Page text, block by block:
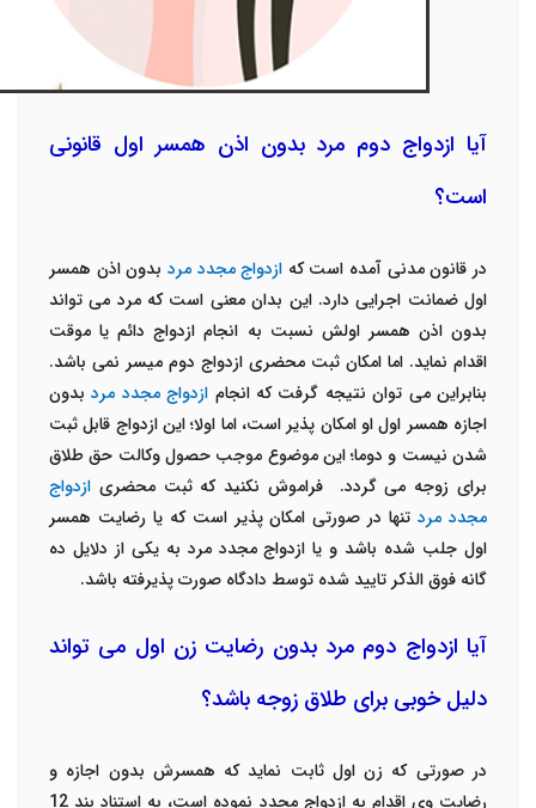
آیا ازدواج دوم مرد بدون اذن همسر اول قانونی
است؟
در قانون مدنی آمده است کهازدواج مجدد مردبدون اذن همسر
اول ضمانت اجرایی دارد. این بدان معنی است که مرد می تواند
بدون اذن همسر اولش نسبت به انجام ازدواج دائم یا موقت
اقدام نماید. اما امکان ثبت محضری ازدواج دوم میسر نمی باشد.
بنابراین می توان نتیجه گرفت که انجامازدواج مجدد مردبدون
اجازه همسر اول او امکان پذیر است، اما اولا؛ این ازدواج قابل ثبت
شدن نیست و دوما؛ این موضوع موجب حصول وکالت حق طلاق
برای زوجه می گردد. فراموش نکنید که ثبت محضری ازدواج
مجدد مردتنها در صورتی امکان پذیر است که یا رضایت همسر
اول جلب شده باشد و یا ازدواج مجدد مرد به یکی از دلایل ده
گانه فوق الذکر تایید شده توسط دادگاه صورت پذیرفته باشد.
آیا ازدواج دوم مرد بدون رضایت زن اول می تواند
دلیل خوبی برای طلاق زوجه باشد؟
در صورتی که زن اول ثابت نماید که همسرش بدون اجازه و
رضایت وی اقدام به ازدواج مجدد نموده است، به استناد بند 12